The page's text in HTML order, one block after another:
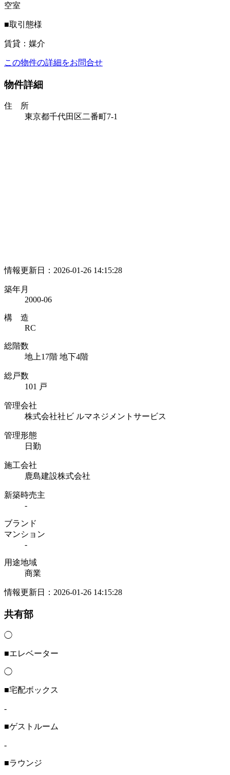
空室
■取引態様
賃貸：媒介
この物件の詳細をお問合せ
物件詳細
住 所
東京都千代田区二番町7-1
情報更新日：2026-01-26 14:15:28
築年月
2000-06
構 造
RC
総階数
地上17階 地下4階
総戸数
101 戸
管理会社
株式会社社ビ ルマネジメントサービス
管理形態
日勤
施工会社
鹿島建設株式会社
新築時売主
-
ブランド
マンション
-
用途地域
商業
情報更新日：2026-01-26 14:15:28
共有部
◯
■エレベーター
◯
■宅配ボックス
-
■ゲストルーム
-
■ラウンジ